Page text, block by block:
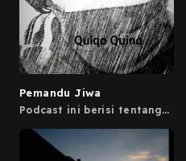
orang lain
Pemandu Jiwa
Podcast ini berisi tentang
aku bersama dengan teman
tak kasat mata ku,
perjalanan astral